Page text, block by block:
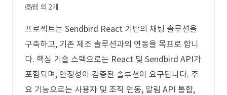
웹 외 2개
프로젝트는 Sendbird React 기반의 채팅 솔루션을
구축하고, 기존 제조 솔루션과의 연동을 목표로 합니
다. 핵심 기술 스택으로는 React 및 Sendbird API가
포함되며, 안정성이 검증된 솔루션이 요구됩니다. 주
요 기능으로는 사용자 및 조직 연동, 알림 API 통합,